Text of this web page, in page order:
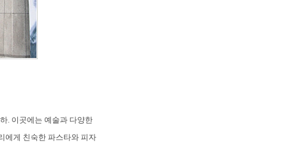
. 이곳에는 예술과 다양한
에게 친숙한 파스타와 피자